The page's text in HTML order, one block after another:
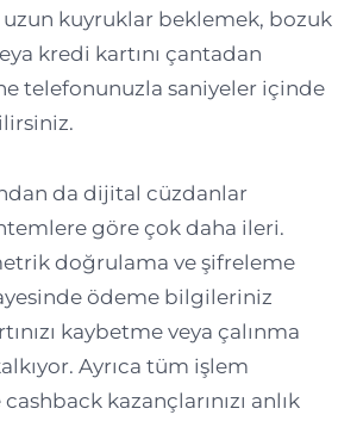
uzun kuyruklar beklemek, bozuk
kredi kartını çantadan
telefonunuzla saniyeler içinde
da dijital cüzdanlar
göre çok daha ileri.
doğrulama ve şifreleme
ödeme bilgileriniz
kaybetme veya çalınma
Ayrıca tüm işlem
kazançlarınızı anlık